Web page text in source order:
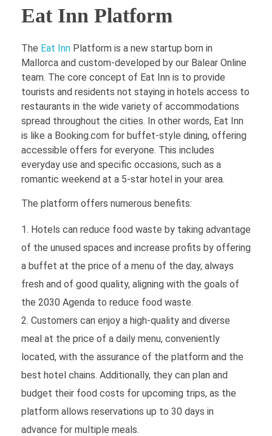
Eat Inn Platform
The Eat Inn Platform is a new startup born in
Mallorca and custom-developed by our Balear Online
team. The core concept of Eat Inn is to provide
tourists and residents not staying in hotels access to
restaurants in the wide variety of accommodations
spread throughout the cities. In other words, Eat Inn
is like a Booking.com for buffet-style dining, offering
accessible offers for everyone. This includes
everyday use and specific occasions, such as a
romantic weekend at a 5-star hotel in your area.
The platform offers numerous benefits:
Hotels can reduce food waste by taking advantage
of the unused spaces and increase profits by offering
a buffet at the price of a menu of the day, always
fresh and of good quality, aligning with the goals of
the 2030 Agenda to reduce food waste.
Customers can enjoy a high-quality and diverse
meal at the price of a daily menu, conveniently
located, with the assurance of the platform and the
best hotel chains. Additionally, they can plan and
budget their food costs for upcoming trips, as the
platform allows reservations up to 30 days in
advance for multiple meals.